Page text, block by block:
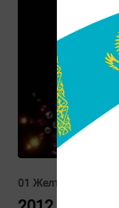
01 Желтоқсан